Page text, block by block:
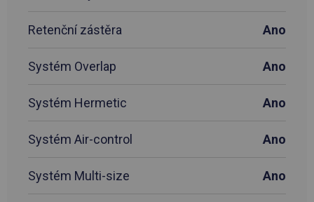
Retenční zástěra Ano
Systém Overlap Ano
Systém Hermetic Ano
Systém Air-control Ano
Systém Multi-size Ano